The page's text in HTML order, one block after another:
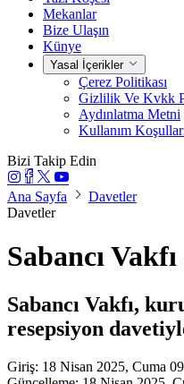
Mekanlar
Bize Ulaşın
Künye
Yasal İçerikler
Çerez Politikası
Gizlilik Ve Kvkk
Aydınlatma Metni
Kullanım
Bizi Takip Edin
Ana Sayfa
Davetler
Davetler
Sabancı
Sabancı Vakfı,
resepsiyon
Giriş: 18 Nisan 2025, Cuma